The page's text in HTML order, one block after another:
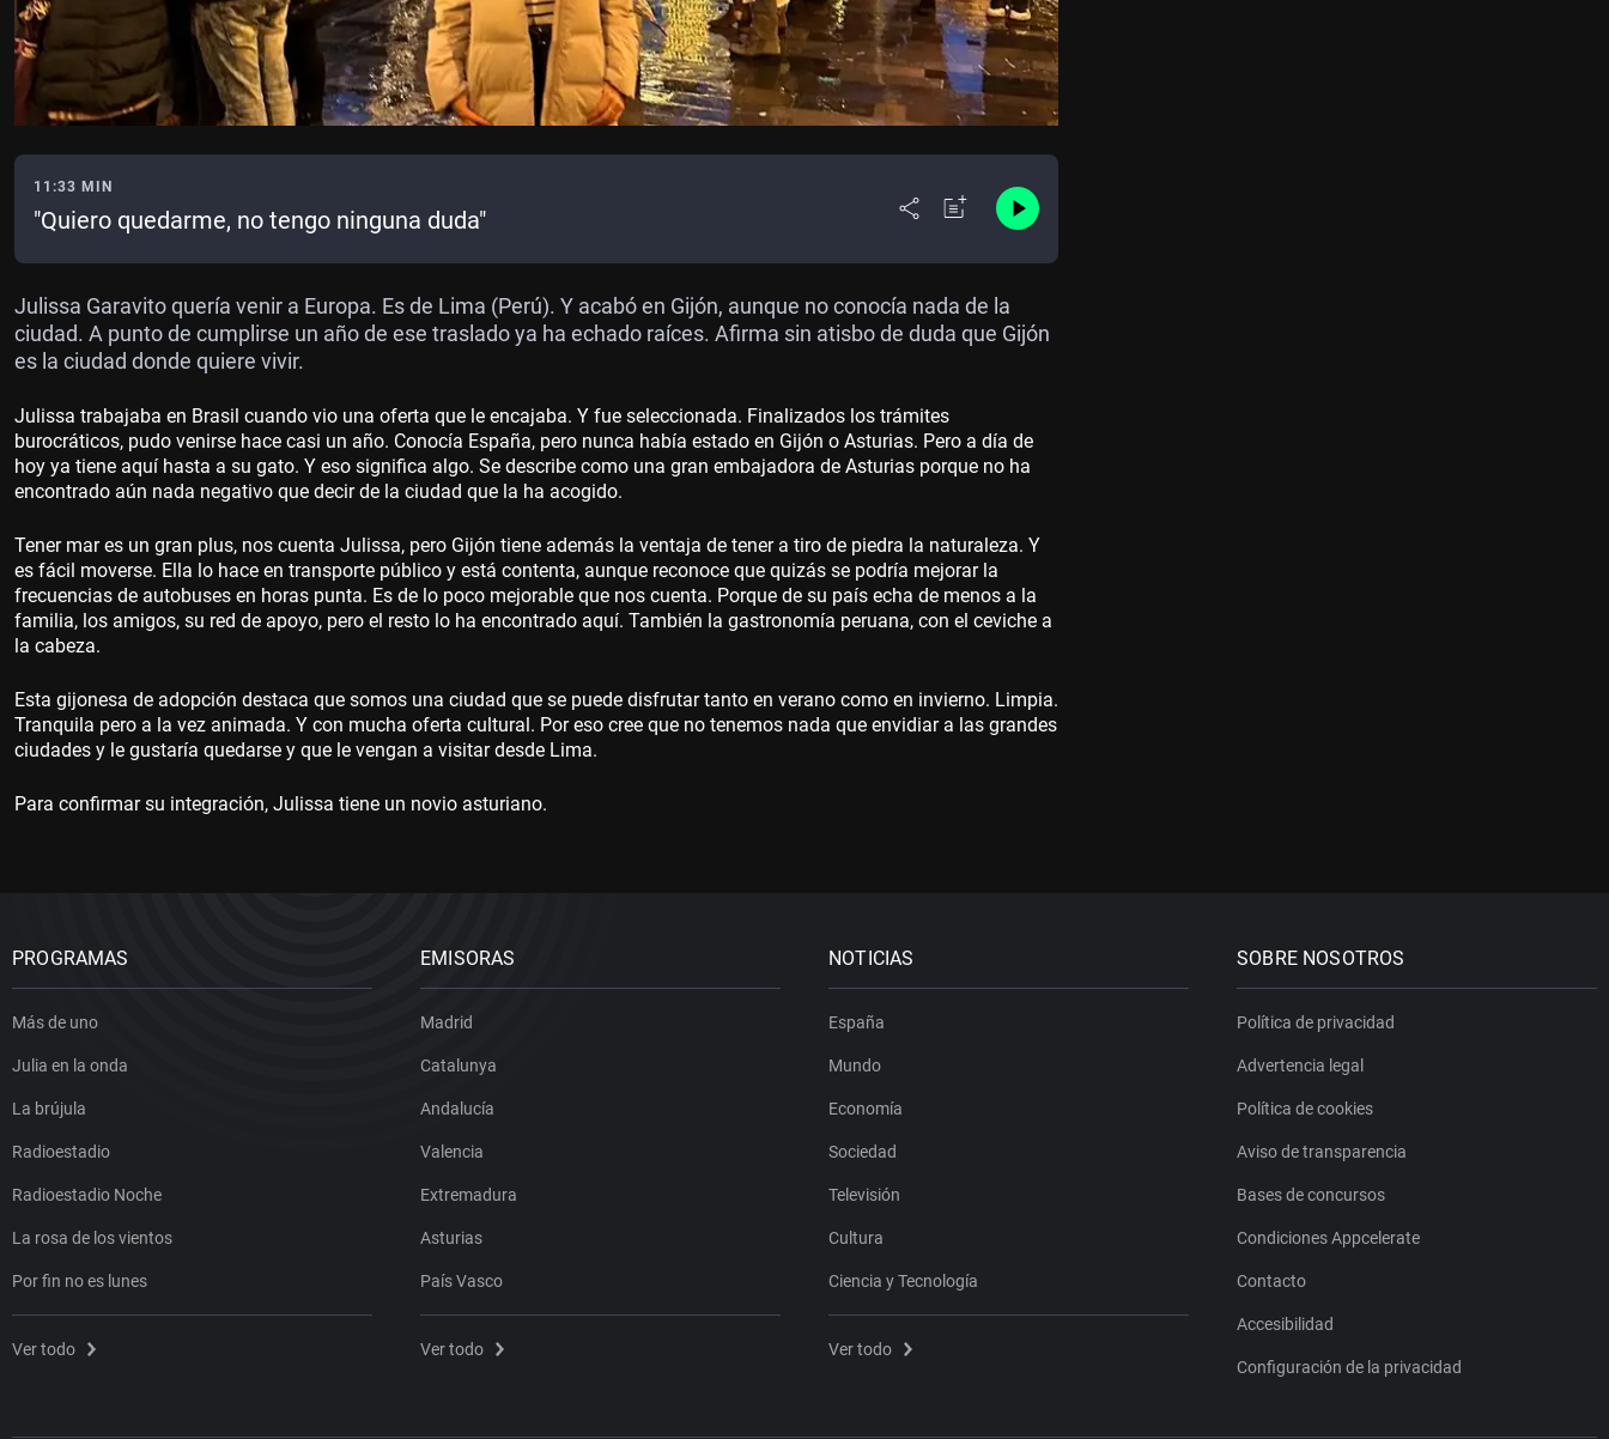
11:33 MIN
"Quiero quedarme, no tengo ninguna duda"
Julissa Garavito quería venir a Europa. Es de Lima (Perú). Y acabó en Gijón, aunque no conocía nada de la
ciudad. A punto de cumplirse un año de ese traslado ya ha echado raíces. Afirma sin atisbo de duda que Gijón
es la ciudad donde quiere vivir.
Julissa trabajaba en Brasil cuando vio una oferta que le encajaba. Y fue seleccionada. Finalizados los trámites
burocráticos, pudo venirse hace casi un año. Conocía España, pero nunca había estado en Gijón o Asturias. Pero a día de
hoy ya tiene aquí hasta a su gato. Y eso significa algo. Se describe como una gran embajadora de Asturias porque no ha
encontrado aún nada negativo que decir de la ciudad que la ha acogido.
Tener mar es un gran plus, nos cuenta Julissa, pero Gijón tiene además la ventaja de tener a tiro de piedra la naturaleza. Y
es fácil moverse. Ella lo hace en transporte público y está contenta, aunque reconoce que quizás se podría mejorar la
frecuencias de autobuses en horas punta. Es de lo poco mejorable que nos cuenta. Porque de su país echa de menos a la
familia, los amigos, su red de apoyo, pero el resto lo ha encontrado aquí. También la gastronomía peruana, con el ceviche a
la cabeza.
Esta gijonesa de adopción destaca que somos una ciudad que se puede disfrutar tanto en verano como en invierno. Limpia.
Tranquila pero a la vez animada. Y con mucha oferta cultural. Por eso cree que no tenemos nada que envidiar a las grandes
ciudades y le gustaría quedarse y que le vengan a visitar desde Lima.
Para confirmar su integración, Julissa tiene un novio asturiano.
PROGRAMAS
Más de uno
Julia en la onda
La brújula
Radioestadio
Radioestadio Noche
La rosa de los vientos
Por fin no es lunes
Ver todo
EMISORAS
Madrid
Catalunya
Andalucía
Valencia
Extremadura
Asturias
País Vasco
Ver todo
NOTICIAS
España
Mundo
Economía
Sociedad
Televisión
Cultura
Ciencia y Tecnología
Ver todo
SOBRE NOSOTROS
Política de privacidad
Advertencia legal
Política de cookies
Aviso de transparencia
Bases de concursos
Condiciones Appcelerate
Contacto
Accesibilidad
Configuración de la privacidad